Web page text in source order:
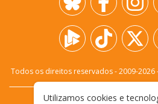
Todos os direitos reservados - 2009-2026
Utilizamos cookies e